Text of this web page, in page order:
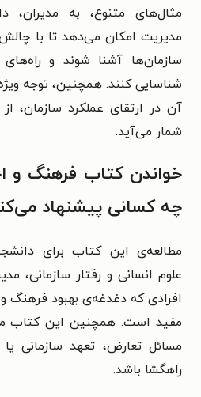
مثال‌های متنوع، به مدیران،
مدیریت امکان می‌دهد تا با
سازمان‌ها آشنا شوند و راه‌های
شناسایی کنند. همچنین، توجه
آن در ارتقای عملکرد سازمان،
شمار می‌آید.
خواندن کتاب فرهنگ و
چه کسانی پیشنهاد
مطالعه‌ی این کتاب برای
علوم انسانی و رفتار سازمانی،
افرادی که دغدغه‌ی بهبود فرهنگ و
مفید است. همچنین این کتاب
مسائل تعارض، تعهد سازمانی یا
راهگشا باشد.